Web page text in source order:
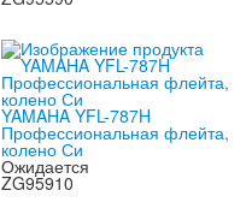
YAMAHA YFL-787H
Профессиональная флейта,
колено Си
Ожидается
ZG95910